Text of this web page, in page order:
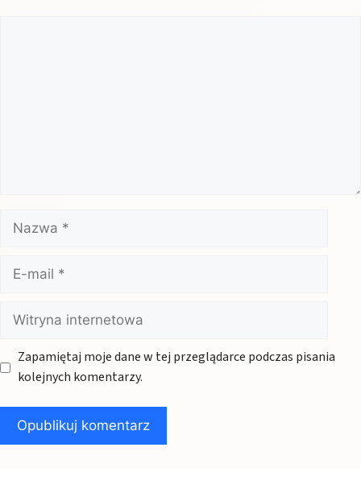
Nazwa
mail
Witryna
internetowa
Zapamiętaj moje dane w tej przeglądarce podczas pisania
kolejnych komentarzy.